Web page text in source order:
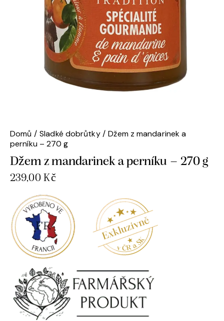
Domů Sladké dobrůtky
Džem z mandarinek a
perníku – 270 g
Džem z mandarinek a perníku – 270 g
239,00 Kč